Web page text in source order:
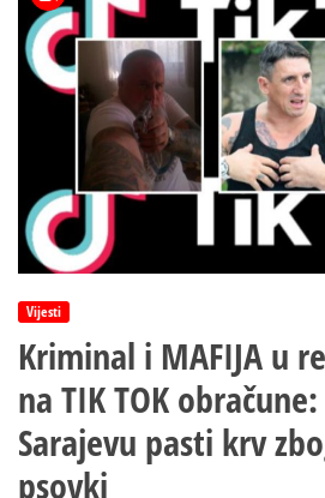
Vijesti
Kriminal i MAFIJA u
na TIK TOK
Sarajevu pasti krv
psovki